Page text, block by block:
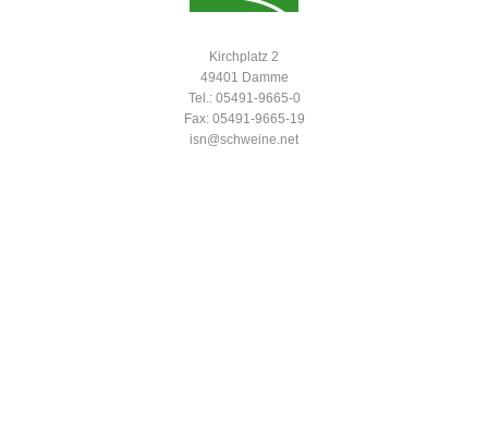
Kirchplatz 2
49401 Damme
Tel.: 05491-9665-0
Fax: 05491-9665-19
isn@schweine.net